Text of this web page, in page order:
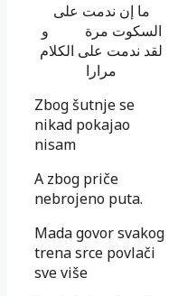
ما إن ندمت على
السكوت مرة
و
لقد ندمت على الكلام
مرارا
Zbog šutnje se
nikad pokajao
nisam
A zbog priče
nebrojeno puta.
Mada govor svakog
trena srce povlači
sve više